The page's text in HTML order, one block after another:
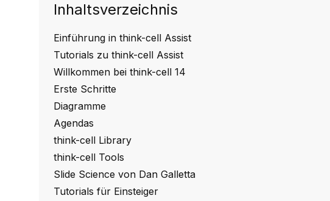
Inhaltsverzeichnis
Einführung in think-cell Assist
Tutorials zu think-cell Assist
Willkommen bei think-cell 14
Erste Schritte
Diagramme
Agendas
think-cell Library
think-cell Tools
Slide Science von Dan Galletta
Tutorials für Einsteiger